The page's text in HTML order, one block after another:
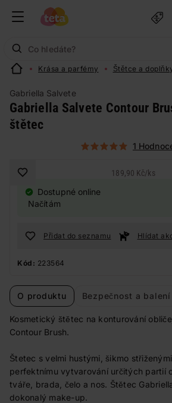
Krása a parfémy Štětce a
Gabriella Salvete
Gabriella Salvete Contour
štětec
1
189,90 Kč/ks
Dostupné online
Načítám
Přidat do seznamu Hlídat
Kód: 223564
O produktu Bezpečnost a balení
Kosmetický štětec na konturování
Contour Brush.
Štetec s velmi hustými, šikmo
perfektnímu vytvarování určitých partií
tváře, brada, čelo a nos. Štětec
dokonalý make-up.